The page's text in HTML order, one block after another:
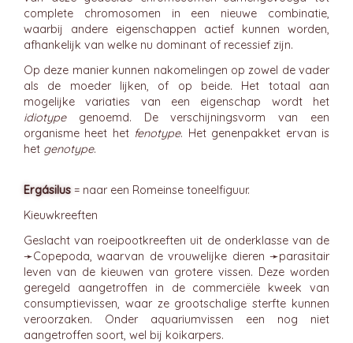
complete chromosomen in een nieuwe combinatie,
waarbij andere eigenschappen actief kunnen worden,
afhankelijk van welke nu dominant of recessief zijn.
Op deze manier kunnen nakomelingen op zowel de vader
als de moeder lijken, of op beide. Het totaal aan
mogelijke variaties van een eigenschap wordt het
idiotypegenoemd. De verschijningsvorm van een
organisme heet het fenotype. Het genenpakket ervan is
het genotype.
Ergásilus = naar een Romeinse toneelfiguur.
Kieuwkreeften
Geslacht van roeipootkreeften uit de onderklasse van de
➛Copepoda, waarvan de vrouwelijke dieren ➛parasitair
leven van de kieuwen van grotere vissen. Deze worden
geregeld aangetroffen in de commerciële kweek van
consumptievissen, waar ze grootschalige sterfte kunnen
veroorzaken. Onder aquariumvissen een nog niet
aangetroffen soort, wel bij koikarpers.